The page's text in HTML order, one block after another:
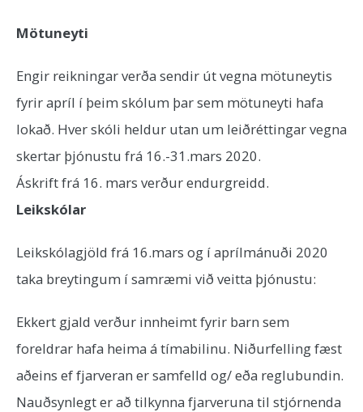
Mötuneyti
Engir reikningar verða sendir út vegna mötuneytis
fyrir apríl í þeim skólum þar sem mötuneyti hafa
lokað. Hver skóli heldur utan um leiðréttingar vegna
skertar þjónustu frá 16.-31.mars 2020.
Áskrift frá 16. mars verður endurgreidd.
Leikskólar
Leikskólagjöld frá 16.mars og í aprílmánuði 2020
taka breytingum í samræmi við veitta þjónustu:
Ekkert gjald verður innheimt fyrir barn sem
foreldrar hafa heima á tímabilinu. Niðurfelling fæst
aðeins ef fjarveran er samfelld og/ eða reglubundin.
Nauðsynlegt er að tilkynna fjarveruna til stjórnenda